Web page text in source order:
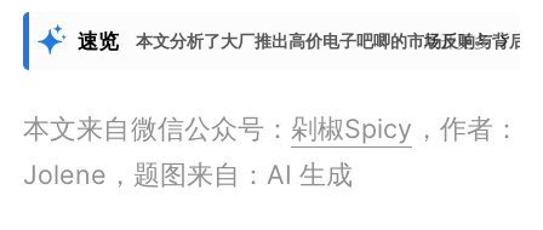
速览 本文分析了大厂推出高价电子吧唧的市场反响与背后
展开更多
本文来自微信公众号： 剁椒Spicy ，作者：
Jolene，题图来自：AI 生成